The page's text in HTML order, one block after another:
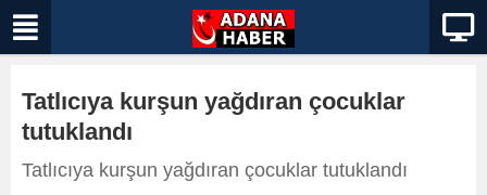
Tatlıcıya kurşun yağdıran çocuklar
tutuklandı
Tatlıcıya kurşun yağdıran çocuklar tutuklandı